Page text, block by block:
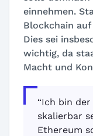
einnehmen.
Blockchain auf
Dies sei
wichtig, da
Macht und
“Ich bin
skalierbar
Ethereum